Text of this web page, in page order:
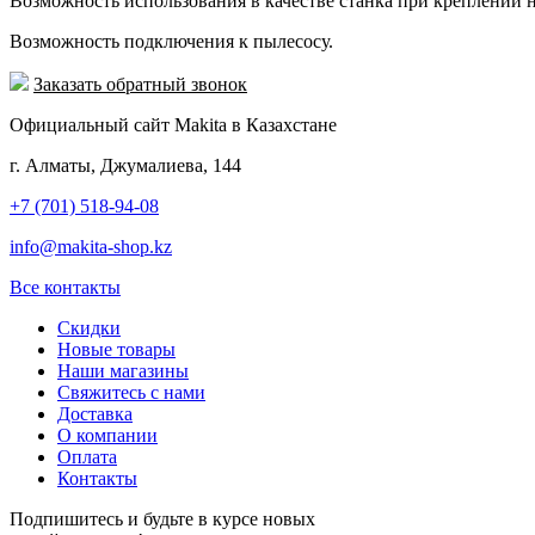
Возможность подключения к пылесосу.
Заказать обратный звонок
Официальный сайт Makita в Казахстане
г. Алматы, Джумалиева, 144
+7 (701) 518-94-08
info@makita-shop.kz
Все контакты
Скидки
Новые товары
Наши магазины
Свяжитесь с нами
Доставка
О компании
Оплата
Контакты
Подпишитесь и будьте в курсе новых